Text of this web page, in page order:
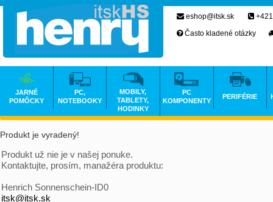
Produkt je vyradený!
Produkt už nie je v našej ponuke.
Kontaktujte, prosím, manažéra produktu:
Henrich Sonnenschein-ID0
itsk@itsk.sk
eshop@itsk.sk
Často kladené otázky
JARNÉ
POMÔCKY
PC,
NOTEBOOKY
MOBILY,
TABLETY,
HODINKY
PC
KOMPONENTY
PERIFÉRIE